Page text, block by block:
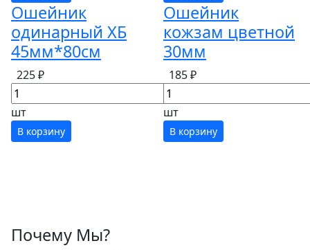
Ошейник
одинарный ХБ
45мм*80см
225 ₽
шт
В корзину
Ошейник
кожзам цветной
30мм
185 ₽
шт
В корзину
Почему Мы?